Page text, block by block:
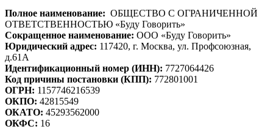
Полное наименование: ОБЩЕСТВО С ОГРАНИЧЕННОЙ
ОТВЕТСТВЕННОСТЬЮ «Буду Говорить»
Сокращенное наименование: ООО «Буду Говорить»
Юридический адрес: 117420, г. Москва, ул. Профсоюзная,
д.61А
Идентификационный номер (ИНН): 7727064426
Код причины постановки (КПП): 772801001
ОГРН: 1157746216539
ОКПО: 42815549
ОКАТО: 45293562000
ОКФС: 16